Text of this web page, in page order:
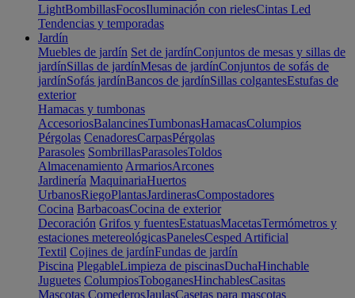
LightBombillasFocosIluminación con rielesCintas Led
Tendencias y temporadas
Jardín
Muebles de jardín Set de jardínConjuntos de mesas y sillas de
jardínSillas de jardínMesas de jardínConjuntos de sofás de
jardínSofás jardínBancos de jardínSillas colgantesEstufas de
exterior
Hamacas y tumbonas
AccesoriosBalancinesTumbonasHamacasColumpios
Pérgolas CenadoresCarpasPérgolas
Parasoles SombrillasParasolesToldos
Almacenamiento ArmariosArcones
Jardinería MaquinariaHuertos
UrbanosRiegoPlantasJardinerasCompostadores
Cocina BarbacoasCocina de exterior
Decoración Grifos y fuentesEstatuasMacetasTermómetros y
estaciones metereológicasPanelesCesped Artificial
Textil Cojines de jardínFundas de jardín
Piscina PlegableLimpieza de piscinasDuchaHinchable
Juguetes ColumpiosToboganesHinchablesCasitas
Mascotas ComederosJaulasCasetas para mascotas